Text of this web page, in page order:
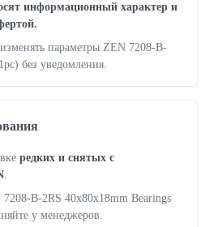
информационный характер и
параметры ZEN 7208-B-
без уведомления.
редких и снятых с
B-2RS 40x80x18mm Bearings
у менеджеров.